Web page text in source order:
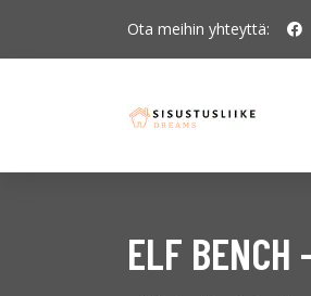
Ota meihin yhteyttä:
ELF BENCH